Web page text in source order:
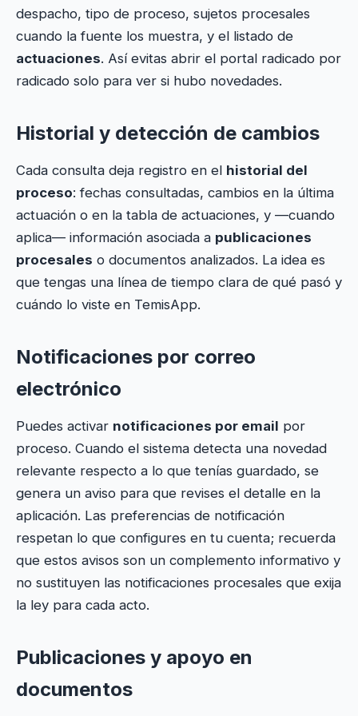
despacho, tipo de proceso, sujetos procesales
cuando la fuente los muestra, y el listado de
actuaciones. Así evitas abrir el portal radicado por
radicado solo para ver si hubo novedades.
Historial y detección de cambios
Cada consulta deja registro en el historial del
proceso: fechas consultadas, cambios en la última
actuación o en la tabla de actuaciones, y —cuando
aplica— información asociada a publicaciones
procesales o documentos analizados. La idea es
que tengas una línea de tiempo clara de qué pasó y
cuándo lo viste en TemisApp.
Notificaciones por correo
electrónico
Puedes activar notificaciones por email por
proceso. Cuando el sistema detecta una novedad
relevante respecto a lo que tenías guardado, se
genera un aviso para que revises el detalle en la
aplicación. Las preferencias de notificación
respetan lo que configures en tu cuenta; recuerda
que estos avisos son un complemento informativo y
no sustituyen las notificaciones procesales que exija
la ley para cada acto.
Publicaciones y apoyo en
documentos